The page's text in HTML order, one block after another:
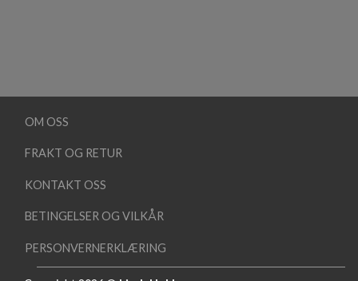
OM OSS
FRAKT OG RETUR
KONTAKT OSS
BETINGELSER OG VILKÅR
PERSONVERNERKLÆRING